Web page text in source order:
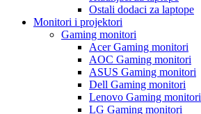
Ostali dodaci za laptope
Monitori i projektori
Gaming monitori
Acer Gaming monitori
AOC Gaming monitori
ASUS Gaming monitori
Dell Gaming monitori
Lenovo Gaming monitori
LG Gaming monitori